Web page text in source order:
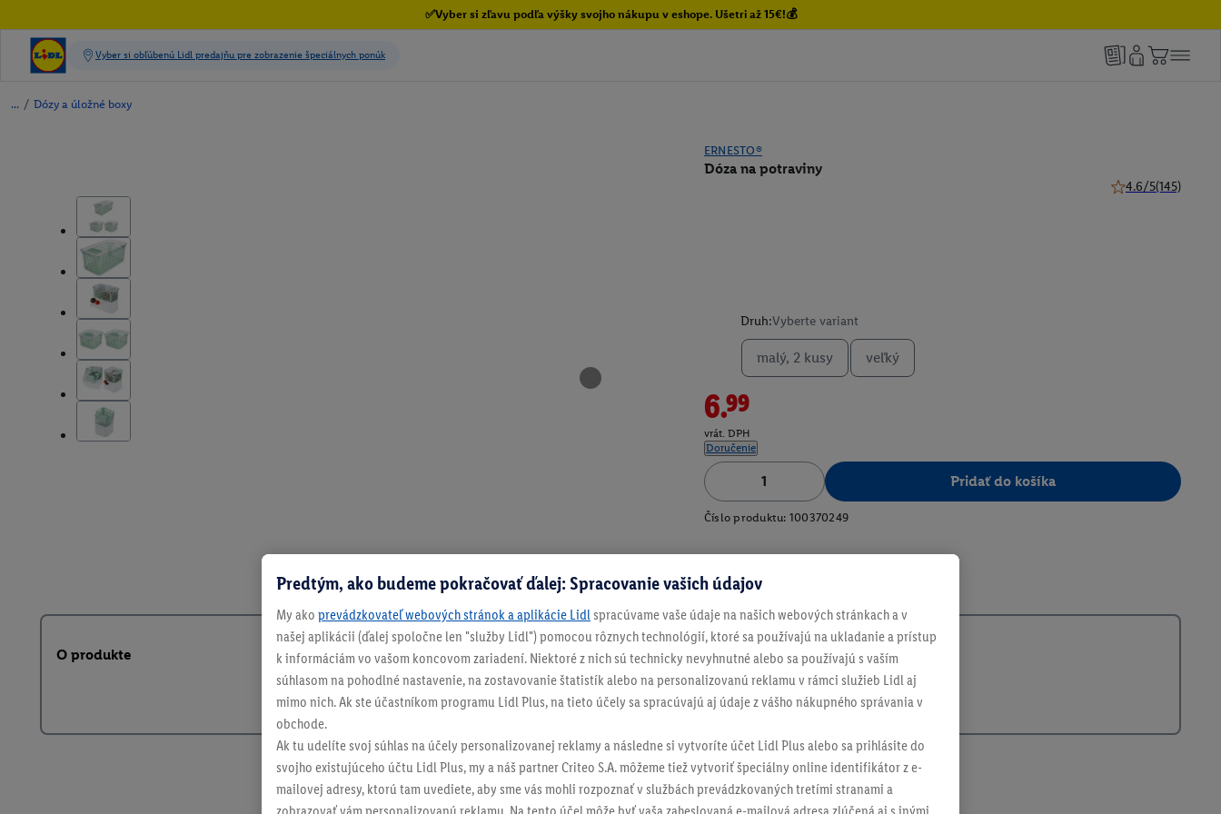
✅Vyber si zľavu podľa výšky svojho nákupu v eshope. Ušetri až 15€!💰
/ Dózy a úložné boxy
ERNESTO®
Dóza na potraviny
4.6/5(145)
Druh:Vyberte variant
malý, 2 kusy veľký
6.99
vrát. DPH
Doručenie
Pridať do košíka
Číslo produktu: 100370249
O produkte
Predtým, ako budeme pokračovať ďalej: Spracovanie vašich údajov
My ako prevádzkovateľ webových stránok a aplikácie Lidl spracúvame vaše údaje na našich webových stránkach a v
našej aplikácii (ďalej spoločne len "služby Lidl") pomocou rôznych technológií, ktoré sa používajú na ukladanie a prístup
k informáciám vo vašom koncovom zariadení. Niektoré z nich sú technicky nevyhnutné alebo sa používajú s vaším
súhlasom na pohodlné nastavenie, na zostavovanie štatistík alebo na personalizovanú reklamu v rámci služieb Lidl aj
mimo nich. Ak ste účastníkom programu Lidl Plus, na tieto účely sa spracúvajú aj údaje z vášho nákupného správania v
obchode.
Ak tu udelíte svoj súhlas na účely personalizovanej reklamy a následne si vytvoríte účet Lidl Plus alebo sa prihlásite do
svojho existujúceho účtu Lidl Plus, my a náš partner Criteo S.A. môžeme tiež vytvoriť špeciálny online identifikátor z e-
mailovej adresy, ktorú tam uvediete, aby sme vás mohli rozpoznať v službách prevádzkovaných tretími stranami a